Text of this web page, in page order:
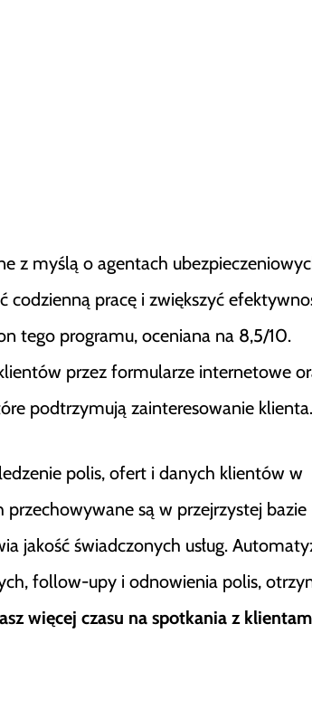
z myślą o agentach
codzienną pracę i zwiększyć
tego programu, oceniana na 8,5/10.
przez formularze internetowe
podtrzymują zainteresowanie klienta.
polis, ofert i danych klientów w
są w przejrzystej bazie
jakość świadczonych usług.
follow-upy i odnowienia polis,
więcej czasu na spotkania z